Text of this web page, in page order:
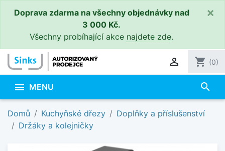
Doprava zdarma na všechny objednávky nad
3 000 Kč.
Všechny probíhající akce najdete zde.
×
 shopping_cart (0)
 MENU search
Domů Kuchyňské dřezy
Doplňky a příslušenství
Držáky a kolejničky